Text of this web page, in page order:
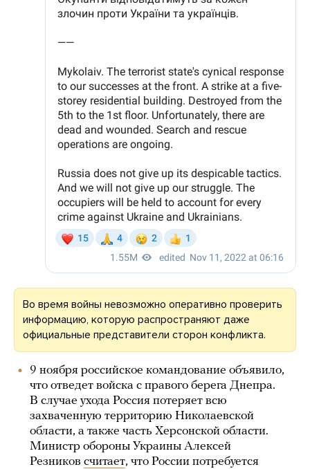
Во время войны невозможно оперативно проверить
информацию, которую распространяют даже
официальные представители сторон конфликта.
9 ноября российское командование объявило,
что отведет войска с правого берега Днепра.
В случае ухода Россия потеряет всю
захваченную территорию Николаевской
области, а также часть Херсонской области.
Министр обороны Украины Алексей
Резников считает, что России потребуется